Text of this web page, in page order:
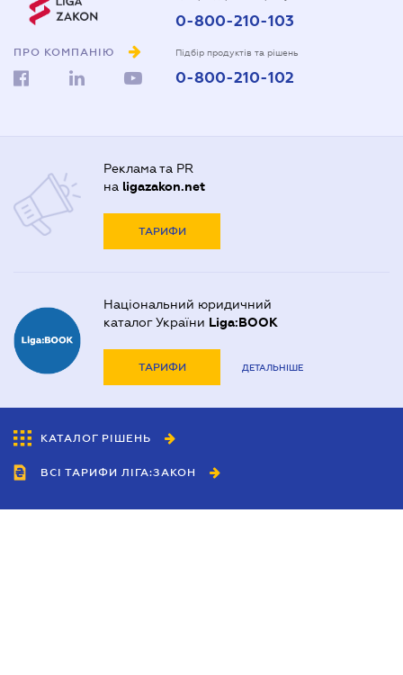
ПРО КОМПАНІЮ
0-800-210-103
Підбір продуктів та рішень
0-800-210-102
Реклама та PR
на ligazakon.net
ТАРИФИ
Національний юридичний
каталог України Liga:BOOK
ТАРИФИ ДЕТАЛЬНІШЕ
КАТАЛОГ РІШЕНЬ
ВСІ ТАРИФИ ЛІГА:ЗАКОН